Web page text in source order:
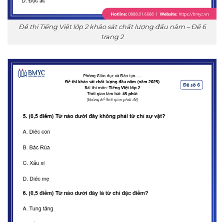
Đề thi Tiếng Việt lớp 2 khảo sát chất lượng đầu năm – Đề 6
trang 2